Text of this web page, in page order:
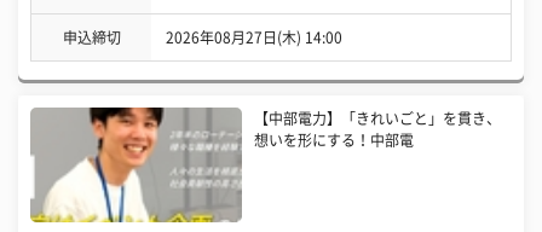
申込締切 2026年08月27日(木) 14:00
【中部電力】「きれいごと」を貫き、
想いを形にする！中部電